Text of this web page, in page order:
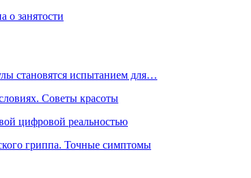
о занятости
становятся испытанием для…
Советы красоты
цифровой реальностью
гриппа. Точные симптомы